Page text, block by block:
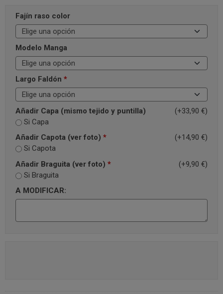
Fajín raso color
Modelo Manga
Largo Faldón *
Añadir Capa (mismo tejido y puntilla)
(+33,90 €)
Si Capa
Añadir Capota (ver foto) *
(+14,90 €)
Si Capota
Añadir Braguita (ver foto) *
(+9,90 €)
Si Braguita
A MODIFICAR: